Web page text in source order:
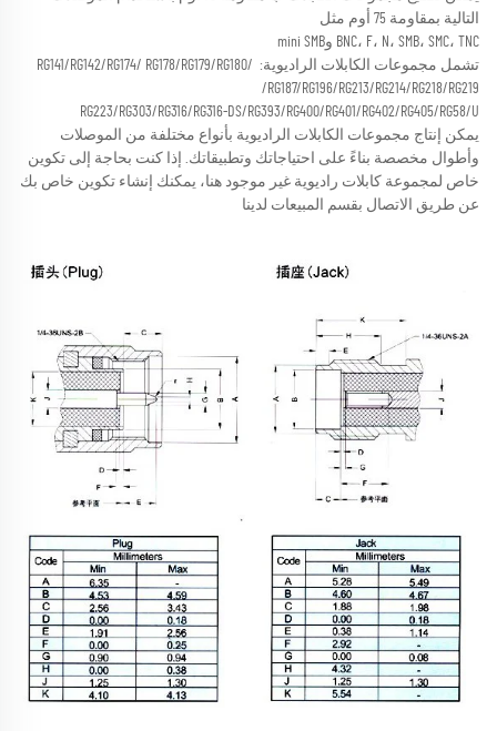
التالية بمقاومة 75 أوم مثل
BNC، F، N، SMB، SMC، TNC وmini SMB
تشمل مجموعات الكابلات الراديوية: RG141/RG142/RG174/ RG178/RG179/RG180/
RG187/RG196/RG213/RG214/RG218/RG219/
RG223/RG303/RG316/RG316-DS/RG393/RG400/RG401/RG402/RG405/RG58/U
وأطوال مخصصة بناءً على احتياجاتك وتطبيقاتك.
عن طريق الاتصال بقسم المبيعات لدينا